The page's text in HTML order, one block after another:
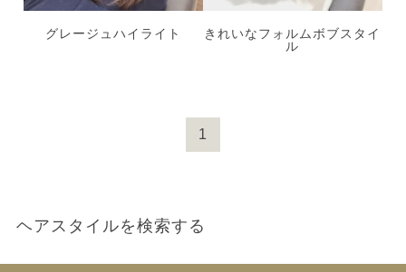
グレージュハイライト
きれいなフォルムボブスタイ
ル
1
ヘアスタイルを検索する